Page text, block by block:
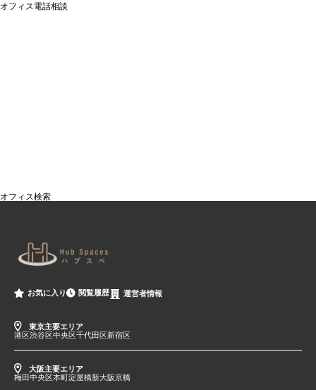
オフィス電話相談
オフィス検索
お気に入り 閲覧履歴 運営者情報
東京主要エリア
港区渋谷区中央区千代田区新宿区
大阪主要エリア
梅田中央区本町淀屋橋新大阪京橋